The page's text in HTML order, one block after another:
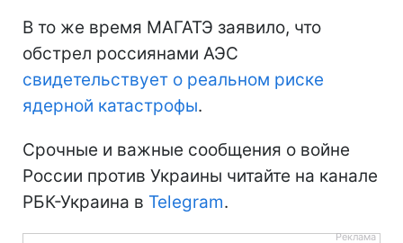
В то же время МАГАТЭ заявило, что
обстрел россиянами АЭС
свидетельствует о реальном риске
ядерной катастрофы.
Срочные и важные сообщения о войне
России против Украины читайте на канале
РБК-Украина в Telegram.